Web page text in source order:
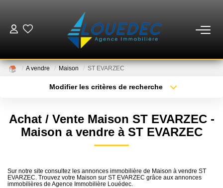
MISE EN VENTE
A vendre Maison ST EVARZEC
Modifier les critères de recherche
Sélectionnez...
Type de bien
Surface min
Créer une alerte
Achat / Vente Maison ST EVARZEC -
Maison a vendre à ST EVARZEC
Sur notre site consultez les annonces immobilière de Maison à vendre ST
EVARZEC. Trouvez votre Maison sur ST EVARZEC grâce aux annonces
immobilières de Agence Immobilière Louédec.